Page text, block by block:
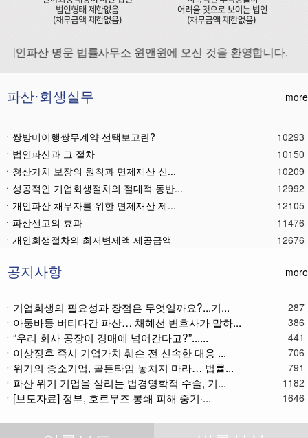
인파산 명문 법률사무소 윈앤윈에 오신 것을 환영합니다.
파산·회생실무 more
ㆍ쌍방미이행쌍무계약 선택보고란?
10293
ㆍ법인파산과 그 절차
10150
ㆍ청산가치 보장의 원칙과 면제재산 신...
10209
ㆍ성공적인 기업회생절차의 절대적 동반...
12992
ㆍ개인파산 채무자를 위한 면제재산 제...
12105
ㆍ파산선고의 효과
11476
ㆍ 개인회생절차의 최저변제액 제공금액
12676
ㆍ기업회생제도와 기업파산제도
11621
ㆍ법인파산 후 이사의 연대보증책임 해...
11575
ㆍ법인파산절차와 기업회생절차 개요
11871
ㆍ개인회생재단채권(우선권이 있는 채권...
11116
ㆍ개인회생재단이란?
11045
ㆍ개인회생채권이란?
11274
ㆍ가용소득이란?
11227
ㆍ회생신청 후 경매절차 정지신청은?
ㆍ별제권부 채권(회생절차에서의 근저당...
12182
공지사항 more
ㆍ기업회생의 필요성과 장점은 무엇일까요?...기... 287
ㆍ아둥바둥 버티다간 파산… 채혜선 변호사가 말하... 386
ㆍ“우리 회사 공장이 경매에 넘어간다고?”...... 441
ㆍ이상징후 즉시 기업가치 훼손 전 신속한 대응 ... 706
ㆍ위기의 중소기업, 골든타임 놓치지 마라… 법률... 791
ㆍ파산 위기 기업을 살리는 법경영학적 수술, 기... 1182
ㆍ[보도자료] 정부, 호르무즈 봉쇄 피해 중기·... 1646